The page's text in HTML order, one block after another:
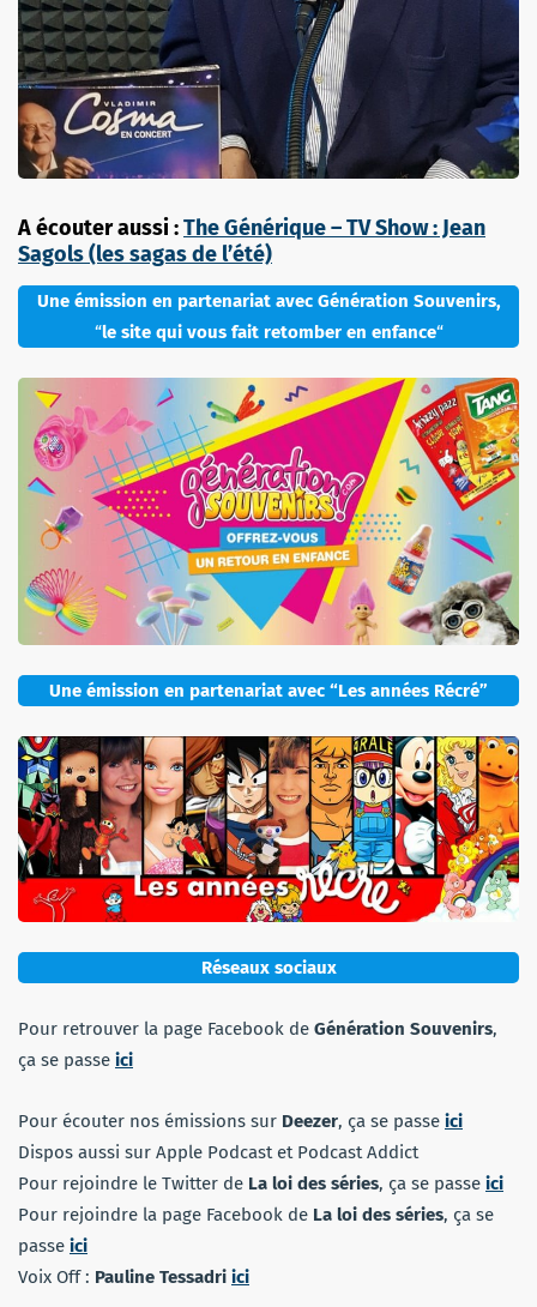
A écouter aussi :The Générique – TV Show : Jean
Sagols (les sagas de l’été)
Une émission en partenariat avec Génération Souvenirs,
“le site qui vous fait retomber en enfance“
Une émission en partenariat avec “Les années Récré”
Réseaux sociaux
Pour retrouver la page Facebook de Génération Souvenirs,
ça se passe ici
Pour écouter nos émissions sur Deezer, ça se passe ici
Dispos aussi sur Apple Podcast et Podcast Addict
Pour rejoindre le Twitter de La loi des séries, ça se passe ici
Pour rejoindre la page Facebook de La loi des séries, ça se
passe ici
Voix Off : Pauline Tessadri ici